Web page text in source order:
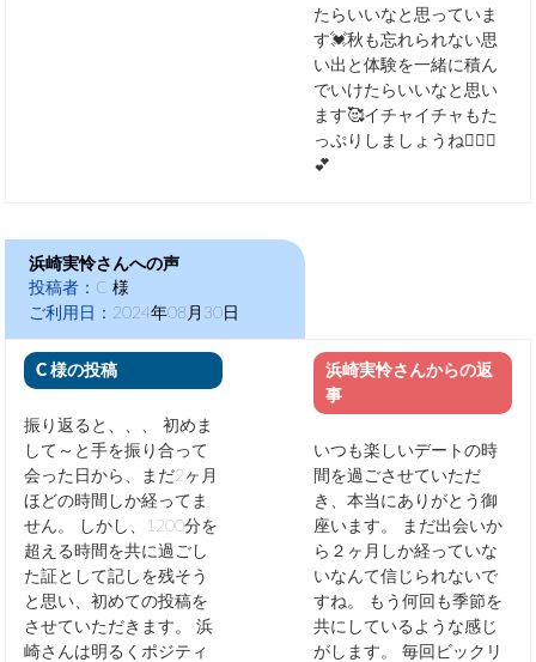
たらいいなと思っていま
す💓秋も忘れられない思
い出と体験を一緒に積ん
でいけたらいいなと思い
ます🥰イチャイチャもた
っぷりしましょうね👩‍❤‍👨
💕
浜崎実怜さんへの声
投稿者： C 様
ご利用日： 2024年08月30日
C 様の投稿
振り返ると、、、 初めま
して～と手を振り合って
会った日から、まだ2ヶ月
ほどの時間しか経ってま
せん。 しかし、1200分を
超える時間を共に過ごし
た証として記しを残そう
と思い、初めての投稿を
させていただきます。 浜
崎さんは明るくポジティ
浜崎実怜さんからの返
事
いつも楽しいデートの時
間を過ごさせていただ
き、本当にありがとう御
座います。 まだ出会いか
ら２ヶ月しか経っていな
いなんて信じられないで
すね。 もう何回も季節を
共にしているような感じ
がします。 毎回ビックリ